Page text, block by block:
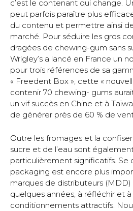
c’est le contenant qui change.
peut parfois paraître plus
du contenu et permettre ainsi
marché. Pour séduire les gros
dragées de chewing-gum sans
Wrigley’s a lancé en France un
pour trois références de sa
« Freedent Box », cette «
contenir 70 chewing- gums
un vif succès en Chine et à
de générer près de 60 % de
Outre les fromages et la
sucre et de l’eau sont
particulièrement significatifs. Se
packaging est encore plus
marques de distributeurs
quelques années, à réfléchir et
conditionnements attractifs.